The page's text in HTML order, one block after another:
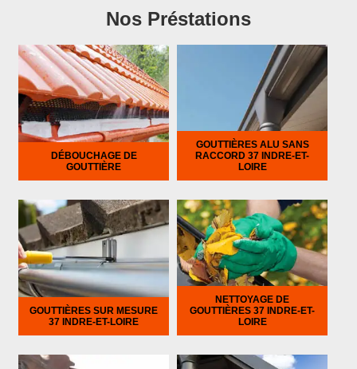
Nos Préstations
DÉBOUCHAGE DE
GOUTTIÈRE
GOUTTIÈRES ALU SANS
RACCORD 37 INDRE-ET-
LOIRE
GOUTTIÈRES SUR MESURE
37 INDRE-ET-LOIRE
NETTOYAGE DE
GOUTTIÈRES 37 INDRE-ET-
LOIRE